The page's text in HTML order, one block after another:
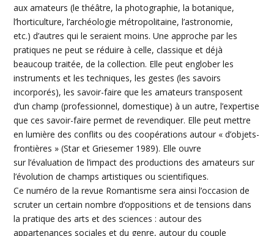
aux amateurs (le théâtre, la photographie, la botanique,
l’horticulture, l’archéologie métropolitaine, l’astronomie,
etc.) d’autres qui le seraient moins. Une approche par les
pratiques ne peut se réduire à celle, classique et déjà
beaucoup traitée, de la collection. Elle peut englober les
instruments et les techniques, les gestes (les savoirs
incorporés), les savoir-faire que les amateurs transposent
d’un champ (professionnel, domestique) à un autre, l’expertise
que ces savoir-faire permet de revendiquer. Elle peut mettre
en lumière des conflits ou des coopérations autour « d’objets-
frontières » (Star et Griesemer 1989). Elle ouvre
sur l’évaluation de l’impact des productions des amateurs sur
l’évolution de champs artistiques ou scientifiques.
Ce numéro de la revue Romantisme sera ainsi l’occasion de
scruter un certain nombre d’oppositions et de tensions dans
la pratique des arts et des sciences : autour des
appartenances sociales et du genre, autour du couple